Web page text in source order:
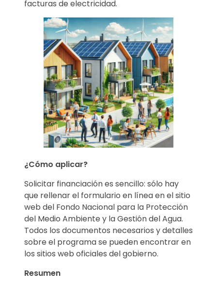
facturas de electricidad.
¿Cómo aplicar?
Solicitar financiación es sencillo: sólo hay
que rellenar el formulario en línea en el sitio
web del Fondo Nacional para la Protección
del Medio Ambiente y la Gestión del Agua.
Todos los documentos necesarios y detalles
sobre el programa se pueden encontrar en
los sitios web oficiales del gobierno.
Resumen